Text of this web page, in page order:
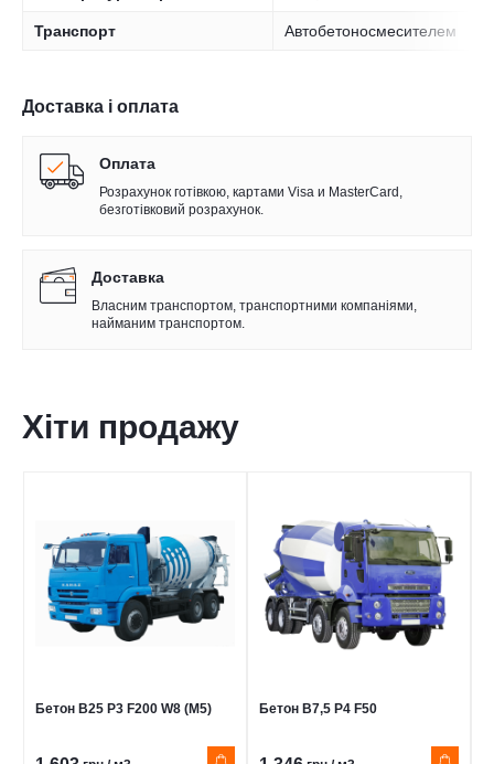
Транспорт Автобетоносмесителем
Доставка і оплата
Оплата
Розрахунок готівкою, картами Visa и MasterCard,
безготівковий розрахунок.
Доставка
Власним транспортом, транспортними компаніями,
найманим транспортом.
Хіти продажу
Бетон В25 Р3 F200 W8 (М5) Бетон В7,5 Р4 F50